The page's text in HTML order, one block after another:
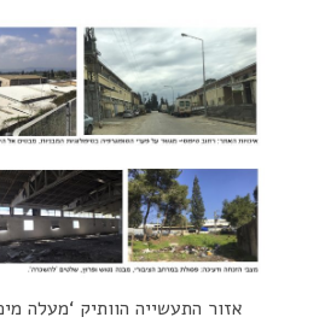
אזור התעשייה הוותיק ‘מעלה